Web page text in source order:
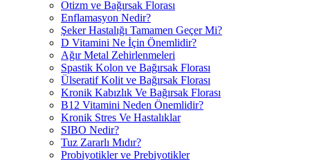
Otizm ve Bağırsak Florası
Enflamasyon Nedir?
Şeker Hastalığı Tamamen Geçer Mi?
D Vitamini Ne İçin Önemlidir?
Ağır Metal Zehirlenmeleri
Spastik Kolon ve Bağırsak Florası
Ülseratif Kolit ve Bağırsak Florası
Kronik Kabızlık Ve Bağırsak Florası
B12 Vitamini Neden Önemlidir?
Kronik Stres Ve Hastalıklar
SIBO Nedir?
Tuz Zararlı Mıdır?
Probiyotikler ve Prebiyotikler